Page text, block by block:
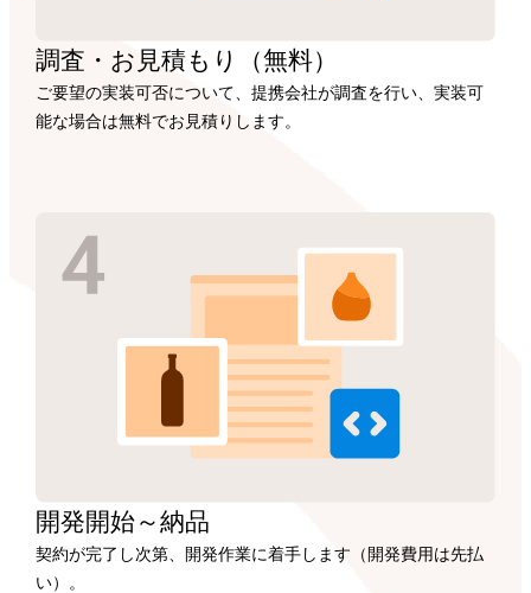
調査・お見積もり （無料）
ご要望の実装可否について、提携会社が調査を行い、実装可
能な場合は無料でお見積りします。
開発開始～納品
契約が完了し次第、開発作業に着手します（開発費用は先払
い）。